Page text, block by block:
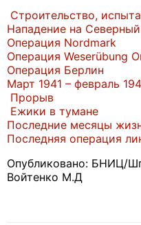
Строительство,
Нападение на Северный
Операция Nordmark
Операция Weserübung
Операция Берлин
Март 1941 – февраль
Прорыв
Ежики в тумане
Последние месяцы
Последняя операция
Опубликовано: БНИЦ/
Войтенко М.Д